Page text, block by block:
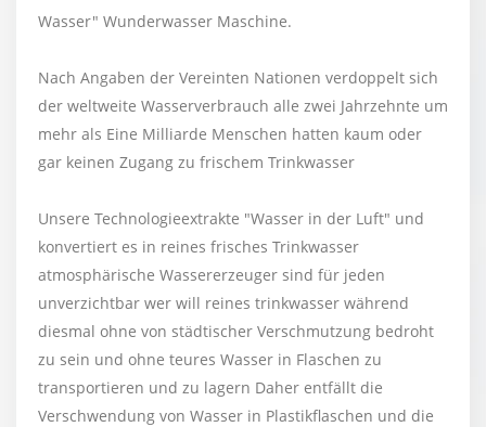
Wasser" Wunderwasser Maschine.
Nach Angaben der Vereinten Nationen verdoppelt sich
der weltweite Wasserverbrauch alle zwei Jahrzehnte um
mehr als Eine Milliarde Menschen hatten kaum oder
gar keinen Zugang zu frischem Trinkwasser
Unsere Technologieextrakte "Wasser in der Luft" und
konvertiert es in reines frisches Trinkwasser
atmosphärische Wassererzeuger sind für jeden
unverzichtbar wer will reines trinkwasser während
diesmal ohne von städtischer Verschmutzung bedroht
zu sein und ohne teures Wasser in Flaschen zu
transportieren und zu lagern Daher entfällt die
Verschwendung von Wasser in Plastikflaschen und die